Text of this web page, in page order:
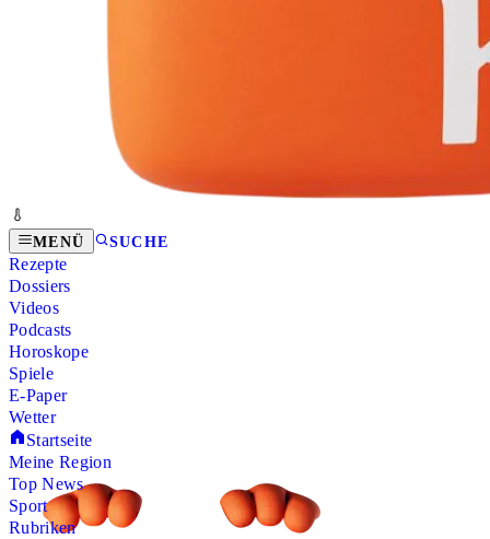
MENÜ SUCHE
Rezepte
Dossiers
Videos
Podcasts
Horoskope
Spiele
E-Paper
Wetter
Startseite
Meine Region
Top News
Sport
Rubriken